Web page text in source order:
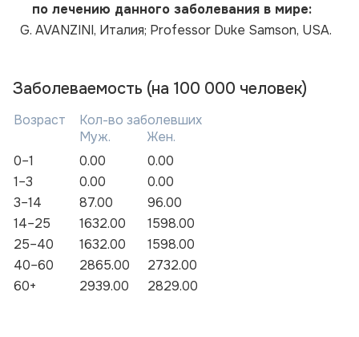
по лечению данного заболевания в мире:
G. AVANZINI, Италия; Professor Duke Samson, USA.
Заболеваемость (на 100 000 человек)
Возраст
Кол-во заболевших
Муж.
Жен.
0–1
0.00
0.00
1–3
0.00
0.00
3–14
87.00
96.00
14–25
1632.00
1598.00
25–40
1632.00
1598.00
40–60
2865.00
2732.00
60+
2939.00 2829.00